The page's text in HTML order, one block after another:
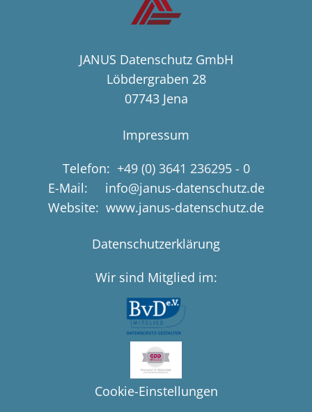
JANUS Datenschutz GmbH
Löbdergraben 28
07743 Jena
Impressum
Telefon: +49 (0) 3641 236295 - 0
E-Mail: info@janus-datenschutz.de
Website: www.janus-datenschutz.de
Datenschutzerklärung
Wir sind Mitglied im:
Cookie-Einstellungen